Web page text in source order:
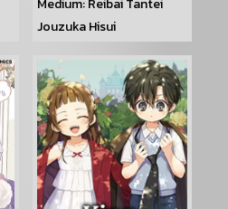
Medium: Reibai Tantei
Jouzuka Hisui